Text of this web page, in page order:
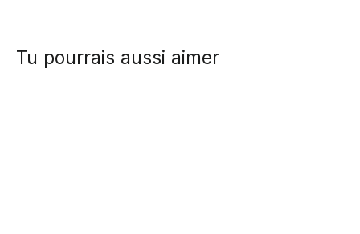
Tu pourrais aussi aimer